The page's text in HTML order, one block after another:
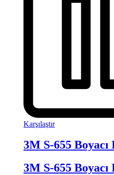
Karşılaştır
3M S-655 Boyacı
3M S-655 Boyacı